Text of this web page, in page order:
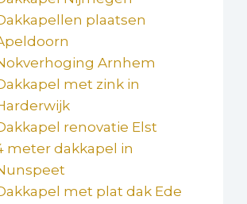
plaatsen
Arnhem
met zink in
renovatie Elst
meter dakkapel in
met plat dak Ede